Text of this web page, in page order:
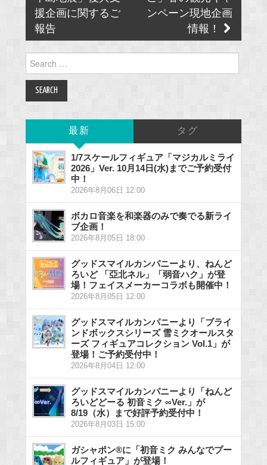
援企画に関するご
報告
ンペーン現地企画
情報！
for:
最新 タグ
1/7スケールフィギュア「マジカルミライ
2026」Ver. 10月14日(水)までご予約受付
中！
2026年8月06日 12:00
ボカロ音楽を和楽器のみで奏でる新ライ
ブ企画！
2026年8月05日 18:00
グッドスマイルカンパニーより、ねんど
ろいど 「亞北ネル」「弱音ハク」が登
場！フェイスメーカーコラボも開催中！
2026年8月05日 12:00
グッドスマイルカンパニーより「ブライ
ンドボックスシリーズ 雪ミクオールスタ
ーズ フィギュアコレクション Vol.1」が
登場！ご予約受付中！
2026年8月04日 12:00
グッドスマイルカンパニーより「ねんど
ろいどどーる 初音ミク ∞Ver.」が
8/19（水）まで好評予約受付中！
2026年8月03日 15:00
ガシャポン®に「初音ミク みんなでプー
ルフィギュア」が登場！